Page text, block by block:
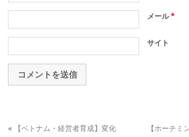
メール*
サイト
«
【ベトナム・経営者育成】変化
【ホーチミ